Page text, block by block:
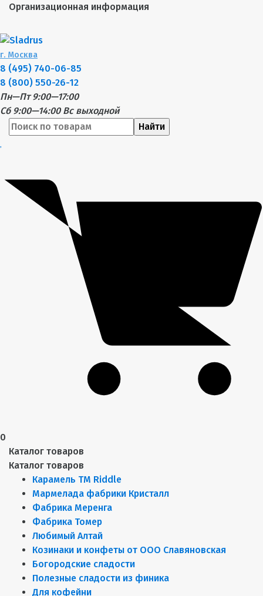
Организационная информация
г. Москва
8 (495) 740-06-85
8 (800) 550-26-12
Пн—Пт 9:00—17:00
Сб 9:00—14:00 Вс выходной
Найти
0
Каталог товаров
Каталог товаров
Карамель ТМ Riddle
Мармелада фабрики Кристалл
Фабрика Меренга
Фабрика Томер
Любимый Алтай
Козинаки и конфеты от ООО Славяновская
Богородские сладости
Полезные сладости из финика
Для кофейни